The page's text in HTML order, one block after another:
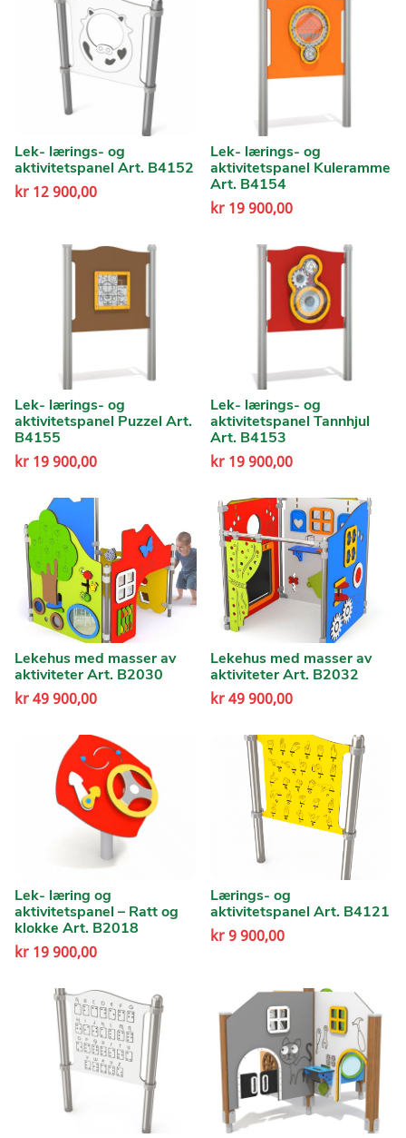
Lek- lærings- og
aktivitetspanel Art. B4152
kr 12 900,00
Lek- lærings- og
aktivitetspanel Kuleramme
Art. B4154
kr19 900,00
Lek- lærings- og
aktivitetspanel Puzzel Art.
B4155
kr 19 900,00
Lek- lærings- og
aktivitetspanel Tannhjul
Art. B4153
kr19 900,00
Lekehus med masser av
aktiviteter Art. B2030
kr49 900,00
Lekehus med masser av
aktiviteter Art. B2032
kr49 900,00
Lek- læring og
aktivitetspanel – Ratt og
klokke Art. B2018
kr 19 900,00
Lærings- og
aktivitetspanel Art. B4121
kr9 900,00